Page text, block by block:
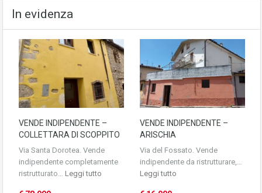
In evidenza
VENDE INDIPENDENTE –
COLLETTARA DI SCOPPITO
Via Santa Dorotea. Vende
indipendente completamente
ristrutturato… Leggi tutto
VENDE INDIPENDENTE –
ARISCHIA
Via del Fossato. Vende
indipendente da ristrutturare,…
Leggi tutto